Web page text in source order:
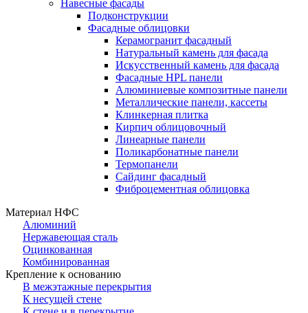
Навесные фасады
Подконструкции
Фасадные облицовки
Керамогранит фасадный
Натуральный камень для фасада
Искусственный камень для фасада
Фасадные HPL панели
Алюминиевые композитные панели
Металлические панели, кассеты
Клинкерная плитка
Кирпич облицовочный
Линеарные панели
Поликарбонатные панели
Термопанели
Сайдинг фасадный
Фиброцементная облицовка
Материал НФС
Алюминий
Нержавеющая сталь
Оцинкованная
Комбинированная
Крепление к основанию
В межэтажные перекрытия
К несущей стене